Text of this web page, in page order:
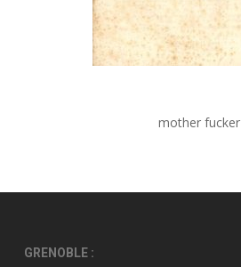
mother fucker
GRENOBLE :